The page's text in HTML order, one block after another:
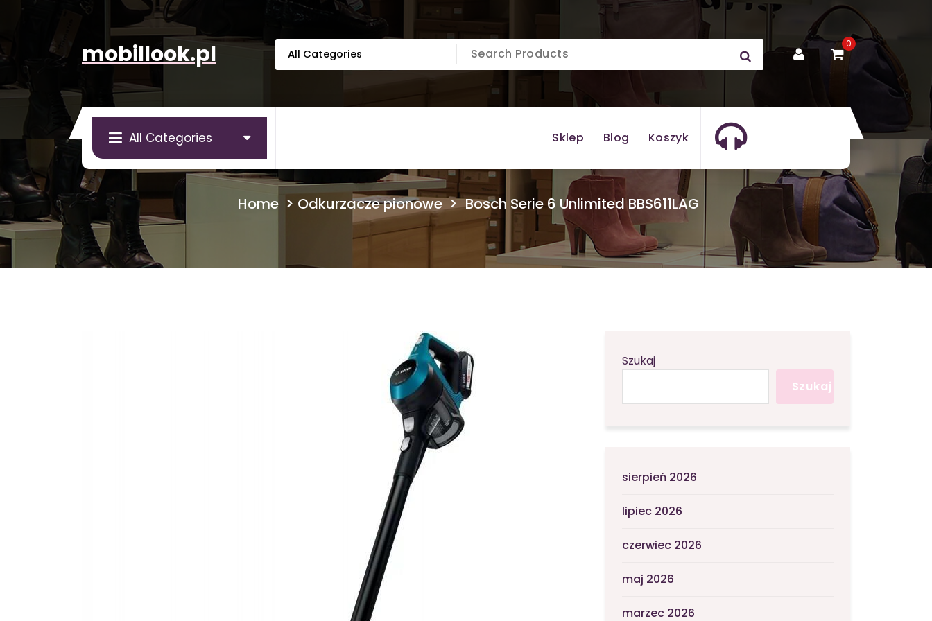
mobillook.pl 0
All Categories Sklep Blog Koszyk
Home> Odkurzacze pionowe> Bosch Serie 6 Unlimited BBS611LAG
Szukaj
Szukaj
sierpień 2026
lipiec 2026
czerwiec 2026
maj 2026
marzec 2026